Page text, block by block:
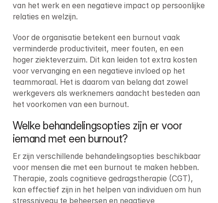
van het werk en een negatieve impact op persoonlijke
relaties en welzijn.
Voor de organisatie betekent een burnout vaak
verminderde productiviteit, meer fouten, en een
hoger ziekteverzuim. Dit kan leiden tot extra kosten
voor vervanging en een negatieve invloed op het
teammoraal. Het is daarom van belang dat zowel
werkgevers als werknemers aandacht besteden aan
het voorkomen van een burnout.
Welke behandelingsopties zijn er voor
iemand met een burnout?
Er zijn verschillende behandelingsopties beschikbaar
voor mensen die met een burnout te maken hebben.
Therapie, zoals cognitieve gedragstherapie (CGT),
kan effectief zijn in het helpen van individuen om hun
stressniveau te beheersen en negatieve